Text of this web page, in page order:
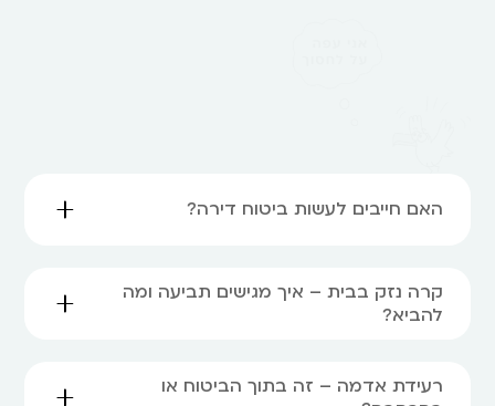
האם חייבים לעשות ביטוח דירה?
קרה נזק בבית – איך מגישים תביעה ומה
להביא?
רעידת אדמה – זה בתוך הביטוח או